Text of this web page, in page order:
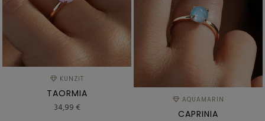
KUNZIT
TAORMIA
34,99 €
AQUAMARIN
CAPRINIA